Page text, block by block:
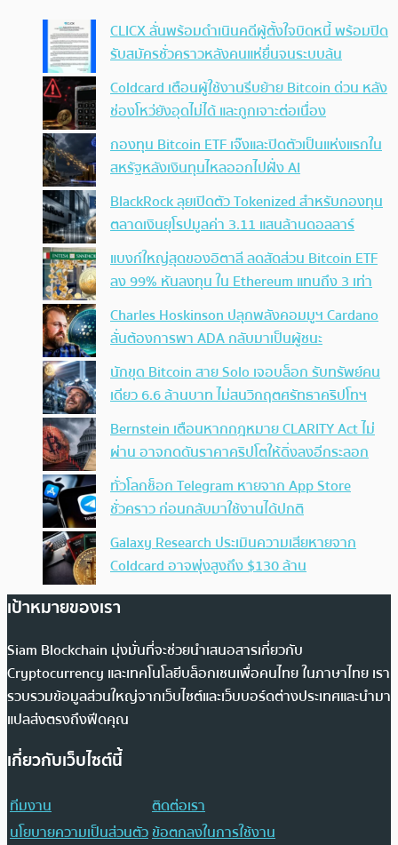
CLICX ลั่นพร้อมดำเนินคดีผู้ตั้งใจบิดหนี้ พร้อมปิด
รับสมัครชั่วคราวหลังคนแห่ยื่นจนระบบล้น
Coldcard เตือนผู้ใช้งานรีบย้าย Bitcoin ด่วน หลัง
ช่องโหว่ยังอุดไม่ได้ และถูกเจาะต่อเนื่อง
กองทุน Bitcoin ETF เจ๊งและปิดตัวเป็นแห่งแรกใน
สหรัฐหลังเงินทุนไหลออกไปฝั่ง AI
BlackRock ลุยเปิดตัว Tokenized สำหรับกองทุน
ตลาดเงินยุโรปมูลค่า 3.11 แสนล้านดอลลาร์
แบงก์ใหญ่สุดของอิตาลี ลดสัดส่วน Bitcoin ETF
ลง 99% หันลงทุน ใน Ethereum แทนถึง 3 เท่า
Charles Hoskinson ปลุกพลังคอมมูฯ Cardano
ลั่นต้องการพา ADA กลับมาเป็นผู้ชนะ
นักขุด Bitcoin สาย Solo เจอบล็อก รับทรัพย์คน
เดียว 6.6 ล้านบาท ไม่สนวิกฤตศรัทธาคริปโทฯ
Bernstein เตือนหากกฎหมาย CLARITY Act ไม่
ผ่าน อาจกดดันราคาคริปโตให้ดิ่งลงอีกระลอก
ทั่วโลกช็อก Telegram หายจาก App Store
ชั่วคราว ก่อนกลับมาใช้งานได้ปกติ
Galaxy Research ประเมินความเสียหายจาก
Coldcard อาจพุ่งสูงถึง $130 ล้าน
เป้าหมายของเรา
Siam Blockchain มุ่งมั่นที่จะช่วยนำเสนอสารเกี่ยวกับ
Cryptocurrency และเทคโนโลยีบล็อกเชนเพื่อคนไทย ในภาษาไทย เรา
รวบรวมข้อมูลส่วนใหญ่จากเว็บไซต์และเว็บบอร์ดต่างประเทศและนำมา
แปลส่งตรงถึงฟีดคุณ
เกี่ยวกับเว็บไซต์นี้
ทีมงาน
ติดต่อเรา
นโยบายความเป็นส่วนตัวข้อตกลงในการใช้งาน